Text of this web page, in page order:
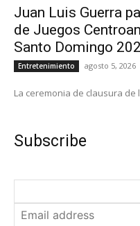
Juan Luis Guerra
de Juegos
Santo Domingo
Entretenimiento agosto 5, 2026
La ceremonia de clausura de
Subscribe